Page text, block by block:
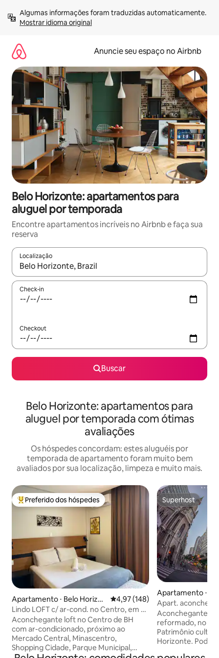
para
Mostrar idioma original
Anuncie seu espaço no Airbnb
Belo Horizonte: apartamentos para
aluguel por temporada
Encontre apartamentos incríveis no Airbnb e faça sua
reserva
Localização
Quando os resultados estiverem disponíveis, explore-os
Check-in
Checkout
Buscar
Belo Horizonte: apartamentos para
aluguel por temporada com ótimas
avaliações
Os hóspedes concordam: estes aluguéis por
temporada de apartamento foram muito bem
avaliados por sua localização, limpeza e muito mais.
Entre os melhores preferidos dos hóspedes
Preferido dos hóspedes
Apartamento ⋅ Belo Horizon
te
4,97 de uma avaliação média de
4,97 (148)
Lindo LOFT c/ ar-cond. no Centro, em 6x
sem juros!
Aconchegante loft no Centro de BH
com ar-condicionado, próximo ao
Mercado Central, Minascentro,
Shopping Cidade, Parque Municipal,
Superhost
Superhost
Apartamento ⋅
Apart.
Horizonte
Aconchegante
reformado, no
Patrimônio
Horizonte.